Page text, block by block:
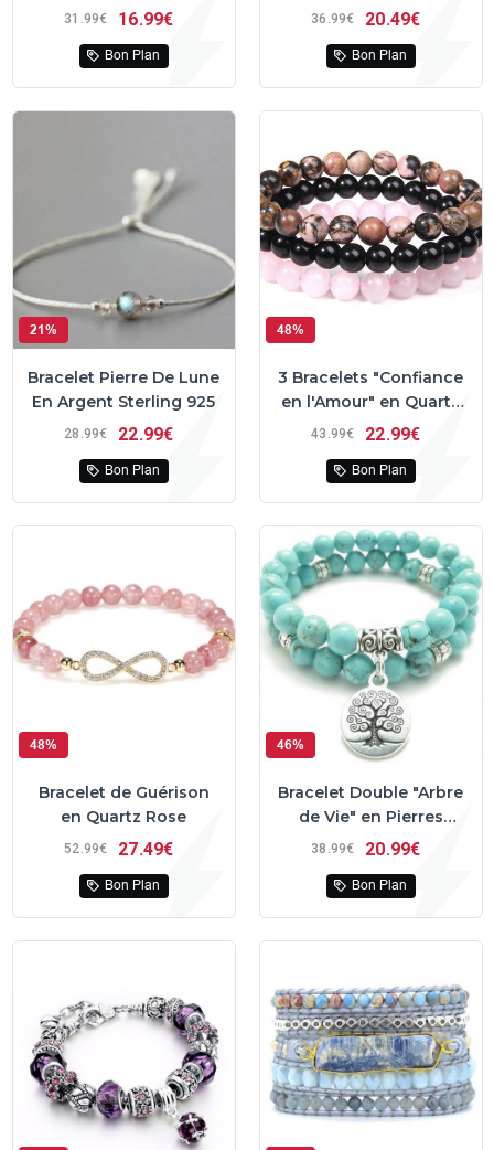
31 99€ 16 99€
Bon Plan
36 99€ 20 49€
Bon Plan
21%
Bracelet Pierre De Lune
En Argent Sterling 925
28 99€ 22 99€
Bon Plan
48%
3 Bracelets "Confiance
en l'Amour" en Quartz
Rose, Rhodonite et
43 99€ 22 99€
Bon Plan
48%
Bracelet de Guérison
en Quartz Rose
52 99€ 27 49€
Bon Plan
46%
Bracelet Double "Arbre
de Vie" en Pierres
Turquoises
38 99€ 20 99€
Bon Plan